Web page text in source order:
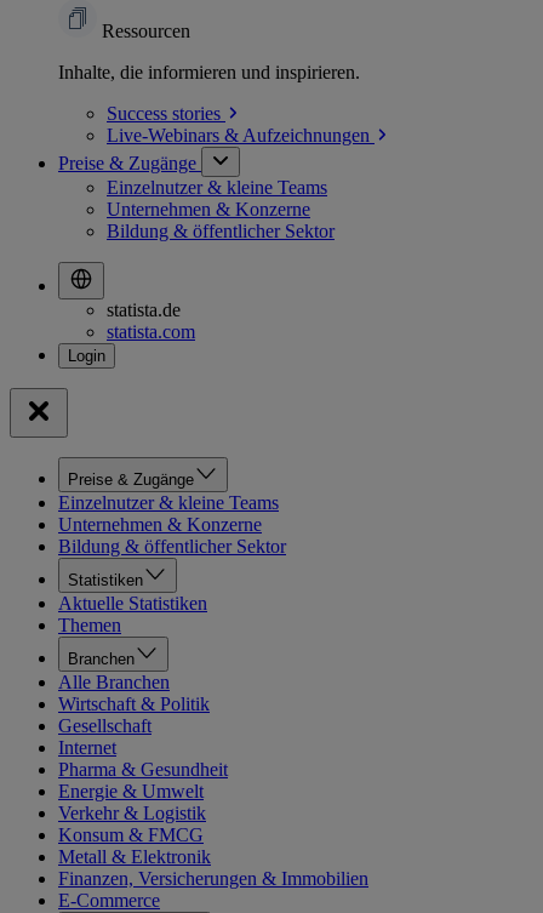
Ressourcen
Inhalte, die informieren und inspirieren.
Success stories
Live-Webinars & Aufzeichnungen
Preise & Zugänge
Einzelnutzer & kleine Teams
Unternehmen & Konzerne
Bildung & öffentlicher Sektor
statista.de
statista.com
Preise & Zugänge
Einzelnutzer & kleine Teams
Unternehmen & Konzerne
Bildung & öffentlicher Sektor
Statistiken
Aktuelle Statistiken
Themen
Branchen
Alle Branchen
Wirtschaft & Politik
Gesellschaft
Internet
Pharma & Gesundheit
Energie & Umwelt
Verkehr & Logistik
Konsum & FMCG
Metall & Elektronik
Finanzen, Versicherungen & Immobilien
E-Commerce